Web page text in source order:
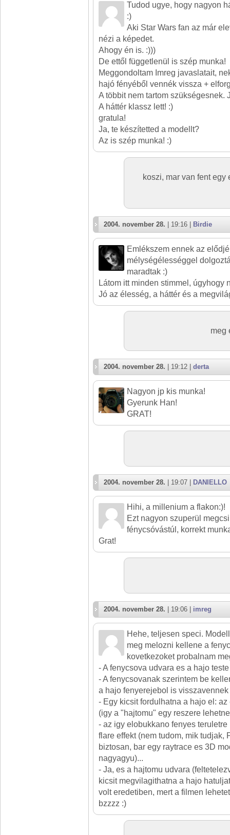
Tudod ugye, hogy nagyon
:)
Aki Star Wars fan az már
nézi a képedet.
Ahogy én is. :)))
De ettől függetlenül is szép munka!
Meggondoltam Imreg javaslatait,
hajó fényéből vennék vissza +
A többit nem tartom szükségesnek.
A háttér klassz lett! :)
gratula!
Ja, te készítetted a modellt?
Az is szép munka! :)
koszi, mar van fent egy
2004. november 28. | 19:16 | Birdie
Emlékszem ennek az
mélységélességgel
maradtak :)
Látom itt minden stimmel, úgyhogy
Jó az élesség, a háttér és a
meg
2004. november 28. | 19:12 | derta
Nagyon jp kis munka!
Gyerunk Han!
GRAT!
2004. november 28. | 19:07 | DANIELLO
Hihi, a millenium a flakon:)!
Ezt nagyon szuperül
fénycsóvástúl, korrekt
Grat!
2004. november 28. | 19:06 | imreg
Hehe, teljesen speci.
meg melozni kellene a
kovetkezoket probalnam
- A fenycsova udvara es a hajo
- A fenycsovanak szerintem be
a hajo fenyerejebol is visszavennek
- Egy kicsit fordulhatna a hajo el:
(igy a "hajtomu" egy reszere
- az igy elobukkano fenyes
flare effekt (nem tudom, mik tudjak,
biztosan, bar egy raytrace es 3D
nagyagyu)...
- Ja, es a hajtomu udvara
kicsit megvilagithatna a hajo
volt eredetiben, mert a filmen
bzzzz :)